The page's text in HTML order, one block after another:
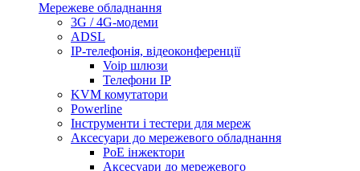
Мережеве обладнання
3G / 4G-модеми
ADSL
IP-телефонія, відеоконференції
Voip шлюзи
Телефони IP
KVM комутатори
Powerline
Інструменти і тестери для мереж
Аксесуари до мережевого обладнання
PoE інжектори
Аксесуари до мережевого